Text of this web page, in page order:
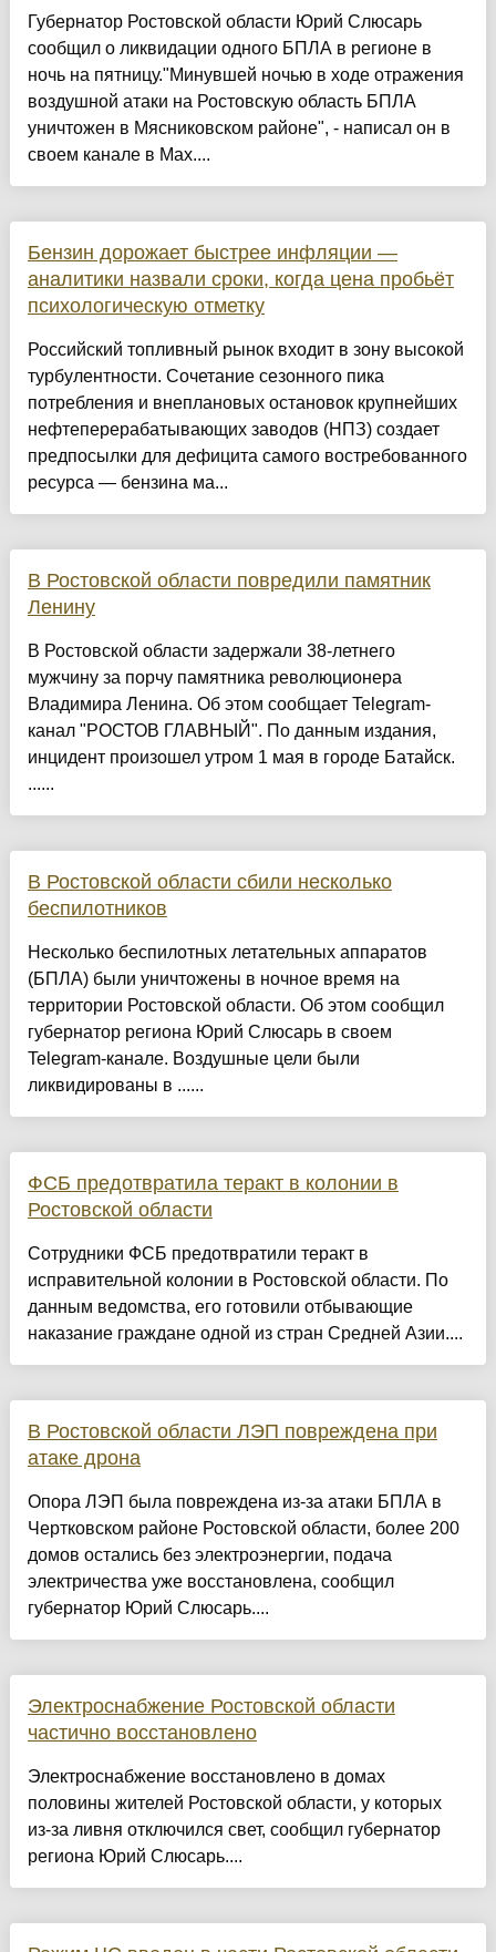
Губернатор Ростовской области Юрий Слюсарь
сообщил о ликвидации одного БПЛА в регионе в
ночь на пятницу."Минувшей ночью в ходе отражения
воздушной атаки на Ростовскую область БПЛА
уничтожен в Мясниковском районе", - написал он в
своем канале в Max....
Бензин дорожает быстрее инфляции —
аналитики назвали сроки, когда цена пробьёт
психологическую отметку
Российский топливный рынок входит в зону высокой
турбулентности. Сочетание сезонного пика
потребления и внеплановых остановок крупнейших
нефтеперерабатывающих заводов (НПЗ) создает
предпосылки для дефицита самого востребованного
ресурса — бензина ма...
В Ростовской области повредили памятник
Ленину
В Ростовской области задержали 38-летнего
мужчину за порчу памятника революционера
Владимира Ленина. Об этом сообщает Telegram-
канал "РОСТОВ ГЛАВНЫЙ". По данным издания,
инцидент произошел утром 1 мая в городе Батайск.
......
В Ростовской области сбили несколько
беспилотников
Несколько беспилотных летательных аппаратов
(БПЛА) были уничтожены в ночное время на
территории Ростовской области. Об этом сообщил
губернатор региона Юрий Слюсарь в своем
Telegram-канале. Воздушные цели были
ликвидированы в ......
ФСБ предотвратила теракт в колонии в
Ростовской области
Сотрудники ФСБ предотвратили теракт в
исправительной колонии в Ростовской области. По
данным ведомства, его готовили отбывающие
наказание граждане одной из стран Средней Азии....
В Ростовской области ЛЭП повреждена при
атаке дрона
Опора ЛЭП была повреждена из-за атаки БПЛА в
Чертковском районе Ростовской области, более 200
домов остались без электроэнергии, подача
электричества уже восстановлена, сообщил
губернатор Юрий Слюсарь....
Электроснабжение Ростовской области
частично восстановлено
Электроснабжение восстановлено в домах
половины жителей Ростовской области, у которых
из-за ливня отключился свет, сообщил губернатор
региона Юрий Слюсарь....